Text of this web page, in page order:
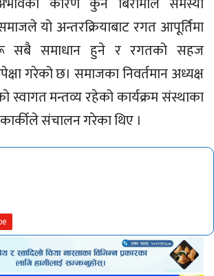
यो अन्तरक्रियाबाट रगत आपूर्तिमा
सबै समाधान हुने र रगतको सहज
गरेको छ। समाजका निवर्तमान अध्यक्ष
स्वागत मन्तव्य रहेको कार्यक्रम संस्थाका
संचालन गरेका थिए ।